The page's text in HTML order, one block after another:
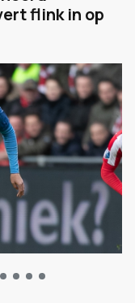
flink in op